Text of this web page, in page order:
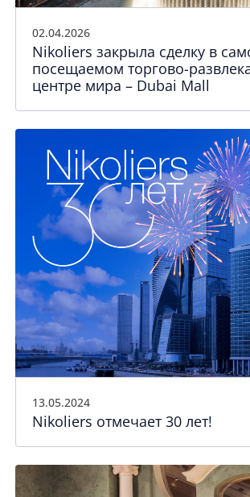
02.04.2026
Nikoliers закрыла сделку в
посещаемом торгово-
центре мира – Dubai Mall
13.05.2024
Nikoliers отмечает 30 лет!